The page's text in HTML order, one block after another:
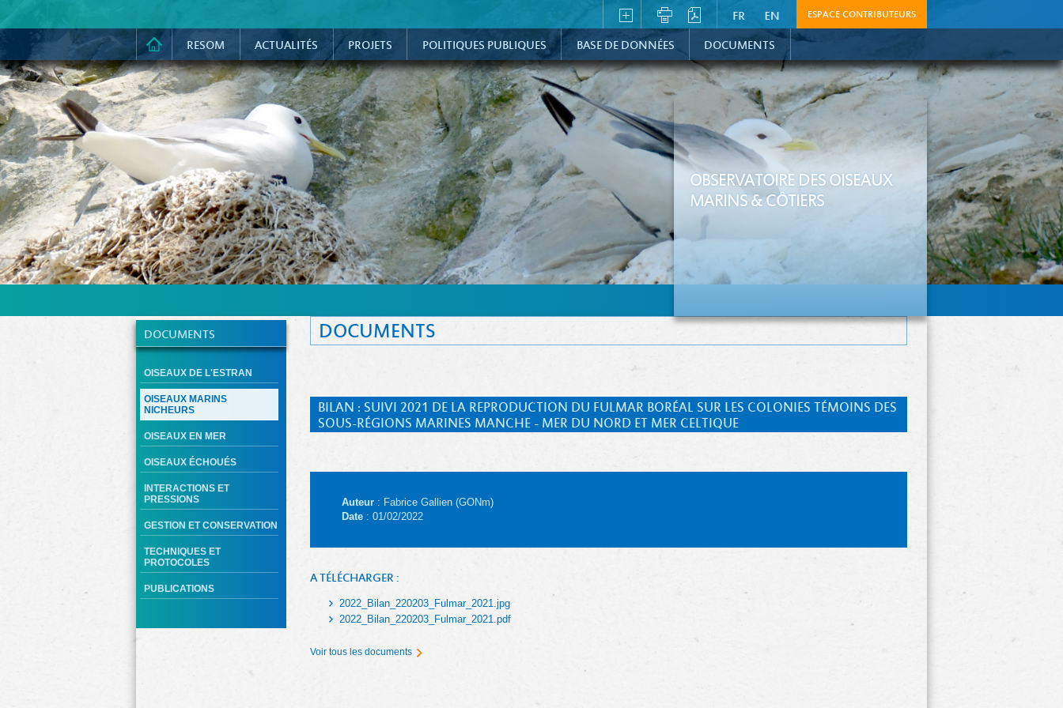
ESPACE CONTRIBUTEURS
RESOM ACTUALITÉS PROJETS POLITIQUES PUBLIQUES BASE DE DONNÉES DOCUMENTS
OBSERVATOIRE DES OISEAUX
MARINS & CÔTIERS
DOCUMENTS
OISEAUX DE L'ESTRAN
OISEAUX MARINS
NICHEURS
OISEAUX EN MER
OISEAUX ÉCHOUÉS
INTERACTIONS ET
PRESSIONS
GESTION ET CONSERVATION
TECHNIQUES ET
PROTOCOLES
PUBLICATIONS
DOCUMENTS
BILAN : SUIVI 2021 DE LA REPRODUCTION DU FULMAR BORÉAL SUR LES COLONIES TÉMOINS DES
SOUS-RÉGIONS MARINES MANCHE - MER DU NORD ET MER CELTIQUE
Auteur : Fabrice Gallien (GONm)
Date : 01/02/2022
A TÉLÉCHARGER :
2022_Bilan_220203_Fulmar_2021.jpg
2022_Bilan_220203_Fulmar_2021.pdf
Voir tous les documents